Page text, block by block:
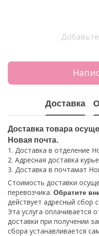
Доставка
Доставка товара
Новая почта.
1. Доставка в отделение
2. Адресная доставка
3. Доставка в почтамат
Стоимость доставки
перевозчика. Обратите
действует адресный сбор
Эта услуга оплачивается
доставки при получении
сбора устанавливается